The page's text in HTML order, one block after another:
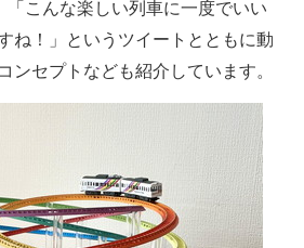
サイト
ィア
「こんな楽しい列車に一度でいい
ね！」というツイートとともに動
ンセプトなども紹介しています。